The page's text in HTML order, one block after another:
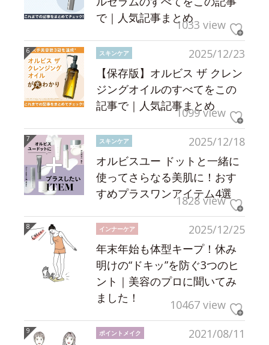
で｜人気記事まとめ1033 view
2025/12/23
スキンケア
【保存版】オルビス ザ クレン
ジングオイルのすべてをこの
記事で｜人気記事まとめ
1099 view
2025/12/18
スキンケア
オルビスユー ドットと一緒に
使ってさらなる美肌に！おす
すめプラスワンアイテム4選
1828 view
2025/12/25
インナーケア
年末年始も体型キープ！休み
明けの“ドキッ”を防ぐ3つのヒ
ント｜美容のプロに聞いてみ
ました！
10467 view
2021/08/11
ポイントメイク